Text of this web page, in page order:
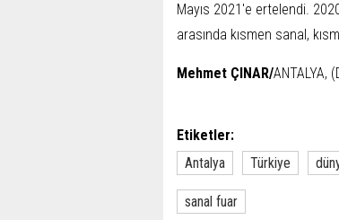
Mayıs 2021'e ertelendi.
arasında kısmen sanal,
Mehmet ÇINAR/ANTALYA,
Etiketler:
Antalya
Türkiye
sanal fuar